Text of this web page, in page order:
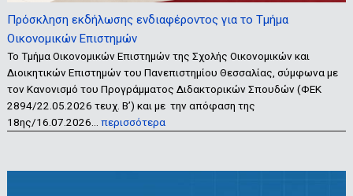
Πρόσκληση εκδήλωσης ενδιαφέροντος για το Τμήμα
Οικονομικών Επιστημών
Το Τμήμα Οικονομικών Επιστημών της Σχολής Οικονομικών και
Διοικητικών Επιστημών του Πανεπιστημίου Θεσσαλίας, σύμφωνα με
τον Κανονισμό του Προγράμματος Διδακτορικών Σπουδών (ΦΕΚ
2894/22.05.2026 τευχ. Β’) και με την απόφαση της
18ης/16.07.2026… περισσότερα